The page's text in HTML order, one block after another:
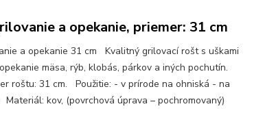
a opekanie, priemer: 31 cm
a opekanie 31 cm Kvalitný grilovací rošt s uškami
mäsa, rýb, klobás, párkov a iných pochutín.
roštu: 31 cm. Použitie: - v prírode na ohniská - na
kov, (povrchová úprava – pochromovaný)